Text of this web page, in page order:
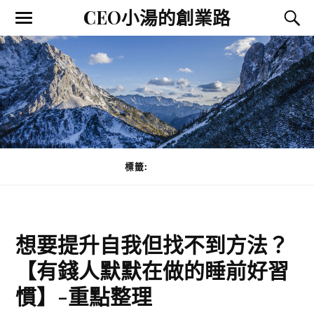
CEO小湯的創業路
標籤:
想要提升自我但找不到方法？
【有錢人默默在做的睡前好習
慣】-重點整理